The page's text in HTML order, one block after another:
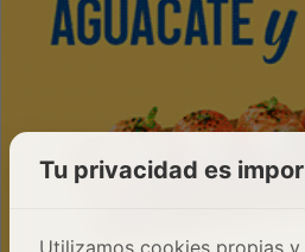
Tu privacidad es
Utilizamos cookies propias